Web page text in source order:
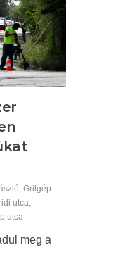
, Grilgép
utca,
utca
meg a